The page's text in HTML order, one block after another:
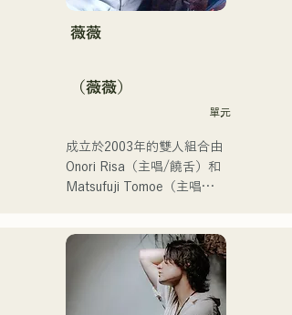
錦標賽的主題曲，成為一支
值得關注的組合。
薇薇
（薇薇）
單元
成立於2003年的雙人組合由
Onori Risa（主唱/饒舌）和
Matsufuji Tomoe（主唱）
嗓音，傳遞著直白而有力的
信息，輕輕觸動著聽眾的心